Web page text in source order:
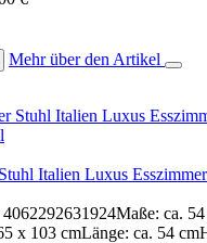
Mehr über den Artikel
Italien Luxus
ca.
x 103 cmLänge: ca. 54